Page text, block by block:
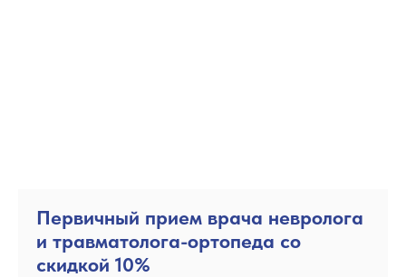
Первичный прием врача невролога
и травматолога-ортопеда со
скидкой 10%